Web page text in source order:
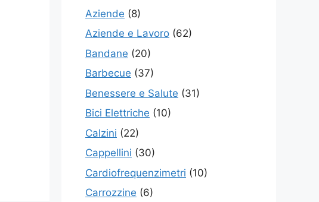
Aziende (8)
Aziende e Lavoro (62)
Bandane (20)
Barbecue (37)
Benessere e Salute (31)
Bici Elettriche (10)
Calzini (22)
Cappellini (30)
Cardiofrequenzimetri (10)
Carrozzine (6)